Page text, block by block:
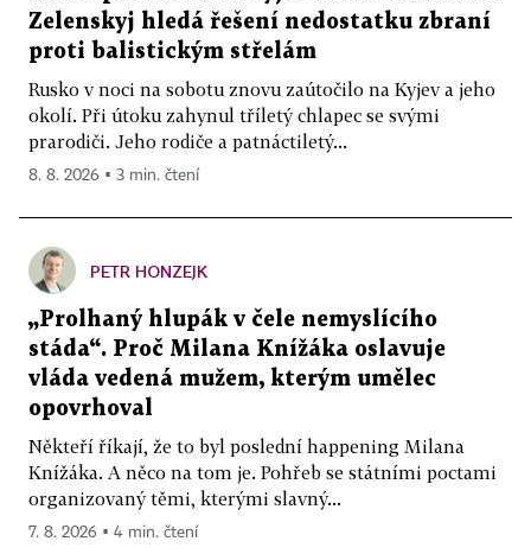
Zelenskyj hledá řešení nedostatku zbraní
proti balistickým střelám
Rusko v noci na sobotu znovu zaútočilo na Kyjev a jeho
okolí. Při útoku zahynul tříletý chlapec se svými
prarodiči. Jeho rodiče a patnáctiletý...
8. 8. 2026 ▪ 3 min. čtení
PETR HONZEJK
„Prolhaný hlupák v čele nemyslícího
stáda“. Proč Milana Knížáka oslavuje
vláda vedená mužem, kterým umělec
opovrhoval
Někteří říkají, že to byl poslední happening Milana
Knížáka. A něco na tom je. Pohřeb se státními poctami
organizovaný těmi, kterými slavný...
7. 8. 2026 ▪ 4 min. čtení